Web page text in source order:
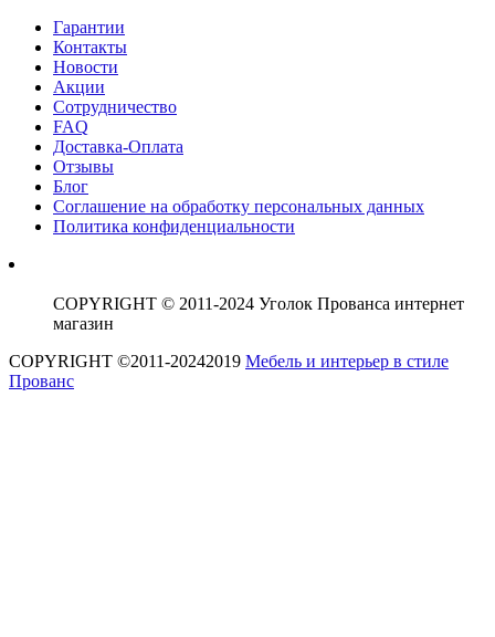
Гарантии
Контакты
Новости
Акции
Сотрудничество
FAQ
Доставка-Оплата
Отзывы
Блог
Соглашение на обработку персональных данных
Политика конфиденциальности
COPYRIGHT © 2011-2024 Уголок Прованса интернет
магазин
COPYRIGHT ©2011-20242019 Мебель и интерьер в стиле
Прованс